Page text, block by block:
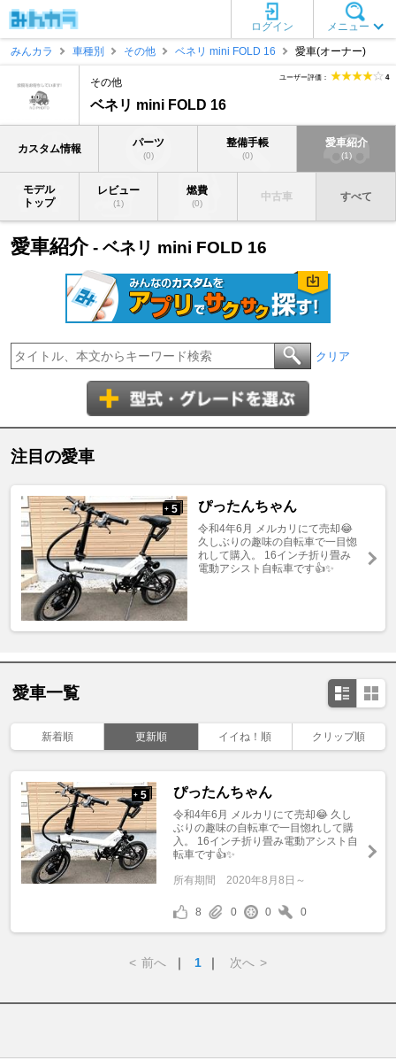
メニュー
ログイン
みんカラ
車種別 その他 ベネリ mini FOLD 16 愛車(オーナー)
その他
ベネリ mini FOLD 16
ユーザー評価： 4
カスタム情報 パーツ
(0)
整備手帳
(0)
愛車紹介
(1)
モデル
トップ
レビュー
(1)
燃費
(0)
中古車 すべて
愛車紹介- ベネリ mini FOLD 16
クリア
注目の愛車
+ 5 ぴったんちゃん
令和4年6月 メルカリにて売却😂
久しぶりの趣味の自転車で一目惚
れして購入。 16インチ折り畳み
電動アシスト自転車です👍✨
愛車一覧
新着順 更新順 イイね！順 クリップ順
+ 5 ぴったんちゃん
令和4年6月 メルカリにて売却😂 久し
ぶりの趣味の自転車で一目惚れして購
入。 16インチ折り畳み電動アシスト自
転車です👍✨
所有期間 2020年8月8日～
8 0 0 0
< 前へ ｜ 1 ｜ 次へ >